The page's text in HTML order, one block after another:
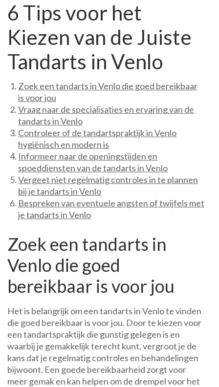
6 Tips voor het
Kiezen van de Juiste
Tandarts in Venlo
Zoek een tandarts in Venlo die goed bereikbaar
is voor jou
Vraag naar de specialisaties en ervaring van de
tandarts in Venlo
Controleer of de tandartspraktijk in Venlo
hygiënisch en modern is
Informeer naar de openingstijden en
spoeddiensten van de tandarts in Venlo
Vergeet niet regelmatig controles in te plannen
bij je tandarts in Venlo
Bespreken van eventuele angsten of twijfels met
je tandarts in Venlo
Zoek een tandarts in
Venlo die goed
bereikbaar is voor jou
Het is belangrijk om een tandarts in Venlo te vinden
die goed bereikbaar is voor jou. Door te kiezen voor
een tandartspraktijk die gunstig gelegen is en
waarbij je gemakkelijk terecht kunt, vergroot je de
kans dat je regelmatig controles en behandelingen
bijwoont. Een goede bereikbaarheid zorgt voor
meer gemak en kan helpen om de drempel voor het